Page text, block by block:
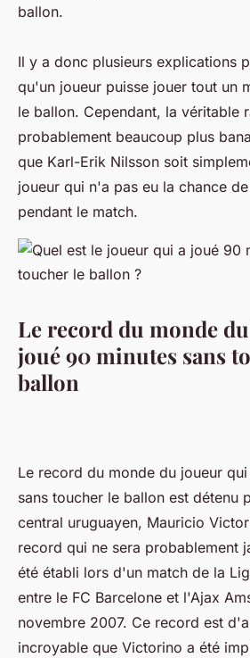
ballon.
Il y a donc plusieurs explications
qu'un joueur puisse jouer tout un
le ballon. Cependant, la véritable
probablement beaucoup plus
que Karl-Erik Nilsson soit
joueur qui n'a pas eu la chance
pendant le match.
Le record du monde
joué 90 minutes sans
ballon
Le record du monde du joueur
sans toucher le ballon est détenu
central uruguayen, Mauricio
record qui ne sera probablement
été établi lors d'un match de la
entre le FC Barcelone et l'Ajax
novembre 2007. Ce record est
incroyable que Victorino a été